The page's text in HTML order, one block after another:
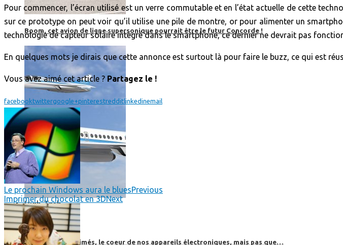
Boom, cet avion de ligne supersonique pourrait être le futur Concorde !
High-Tech
High-Tech
Les circuits imprimés, le coeur de nos appareils électroniques, mais pas que…
Pour commencer, l’écran utilisé est un verre commutable et en l’état actuelle de cette
sur ce prototype on peut voir qu’il utilise une pile de montre, or pour alimenter un
technologie de capteur solaire intégré dans le smartphone, ce dernier ne devrait pas
En quelques mots je dirais que cette annonce est surtout là pour faire le buzz, ce qui est
Vous avez aimé cet article ? Partagez le !
facebooktwittergoogle+pinterestredditlinkedinemail
Le prochain Windows aura le bluesPrevious
Imprimer du chocolat en 3DNext